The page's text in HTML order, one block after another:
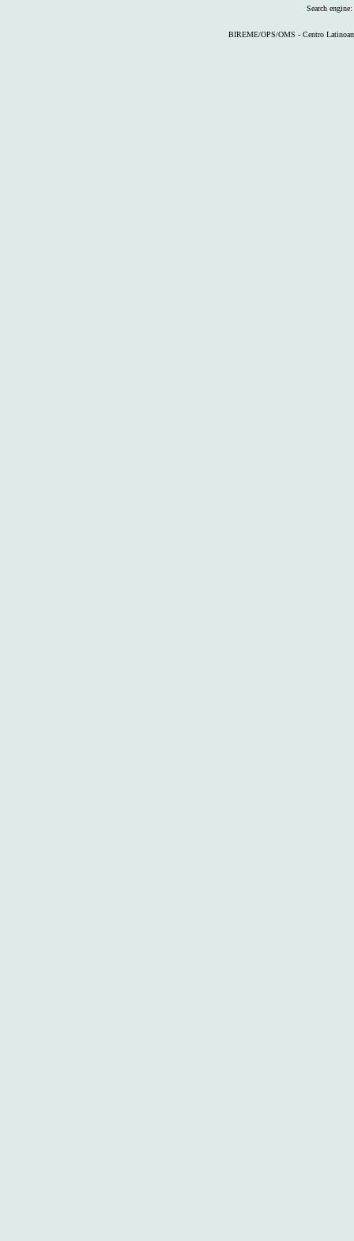
Search engine:
BIREME/OPS/OMS - Centro